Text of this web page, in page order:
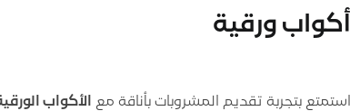
أكواب ورقية
استمتع بتجربة تقديم المشروبات بأناقة مع الأكواب